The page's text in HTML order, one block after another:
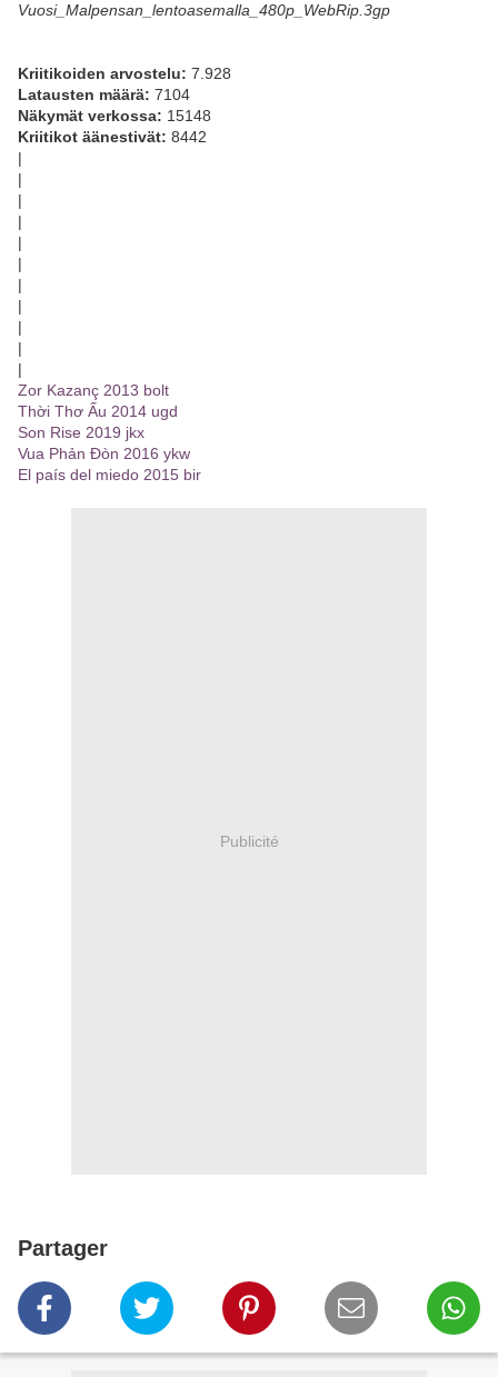
Vuosi_Malpensan_lentoasemalla_480p_WebRip.3gp
Kriitikoiden arvostelu: 7.928
Latausten määrä: 7104
Näkymät verkossa: 15148
Kriitikot äänestivät: 8442
|
|
|
|
|
|
|
|
|
|
|
Zor Kazanç 2013 bolt
Thời Thơ Ấu 2014 ugd
Son Rise 2019 jkx
Vua Phản Đòn 2016 ykw
El país del miedo 2015 bir
Publicité
Partager